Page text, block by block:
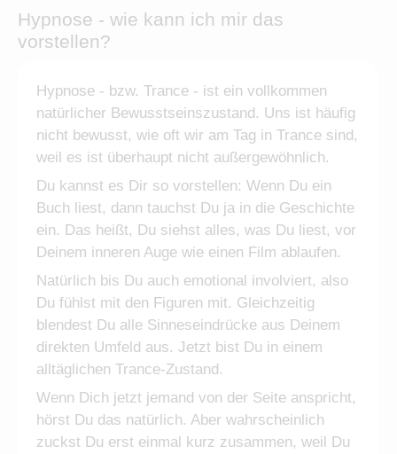
Hypnose - wie kann ich mir das
vorstellen?
Hypnose - bzw. Trance - ist ein vollkommen
natürlicher Bewusstseinszustand. Uns ist häufig
nicht bewusst, wie oft wir am Tag in Trance sind,
weil es ist überhaupt nicht außergewöhnlich.
Du kannst es Dir so vorstellen: Wenn Du ein
Buch liest, dann tauchst Du ja in die Geschichte
ein. Das heißt, Du siehst alles, was Du liest, vor
Deinem inneren Auge wie einen Film ablaufen.
Natürlich bis Du auch emotional involviert, also
Du fühlst mit den Figuren mit. Gleichzeitig
blendest Du alle Sinneseindrücke aus Deinem
direkten Umfeld aus. Jetzt bist Du in einem
alltäglichen Trance-Zustand.
Wenn Dich jetzt jemand von der Seite anspricht,
hörst Du das natürlich. Aber wahrscheinlich
zuckst Du erst einmal kurz zusammen, weil Du